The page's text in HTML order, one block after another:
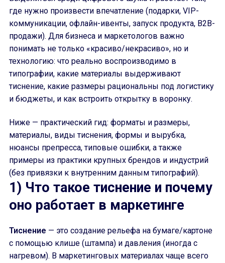
где нужно произвести впечатление (подарки, VIP-
коммуникации, офлайн-ивенты, запуск продукта, B2B-
продажи). Для бизнеса и маркетологов важно
понимать не только «красиво/некрасиво», но и
технологию: что реально воспроизводимо в
типографии, какие материалы выдерживают
тиснение, какие размеры рациональны под логистику
и бюджеты, и как встроить открытку в воронку.
Ниже — практический гид: форматы и размеры,
материалы, виды тиснения, формы и вырубка,
нюансы препресса, типовые ошибки, а также
примеры из практики крупных брендов и индустрий
(без привязки к внутренним данным типографий).
1) Что такое тиснение и почему
оно работает в маркетинге
Тиснение — это создание рельефа на бумаге/картоне
с помощью клише (штампа) и давления (иногда с
нагревом). В маркетинговых материалах чаще всего